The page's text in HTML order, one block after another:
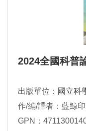
2024全國科普
出版單位： 國立科
作/編/譯者：藍鯨
GPN：